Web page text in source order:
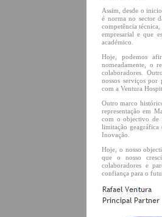
Assim, desde o
é norma no sector
competência
empresarial e que
académico.
Hoje, podemos
nomeadamente, o
colaboradores.
nossos serviços por
com a Ventura
Outro marco
representação em
com o objectivo de
limitação geagráfica
Inovação.
Hoje, o nosso
que o nosso
colaboradores e
confiança para o